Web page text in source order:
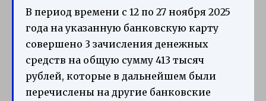
В период времени с 12 по 27 ноября 2025
года на указанную банковскую карту
совершено 3 зачисления денежных
средств на общую сумму 413 тысяч
рублей, которые в дальнейшем были
перечислены на другие банковские